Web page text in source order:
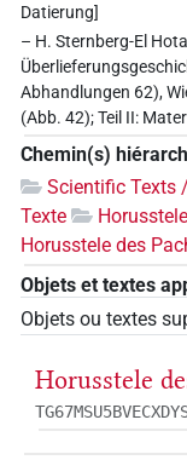
Datierung]
– H. Sternberg-El
Abhandlungen 62),
(Abb. 42); Teil II:
Chemin(s)
Scientific Texts
Texte
Horusstele des
Objets et textes
Objets ou textes
Horusstele